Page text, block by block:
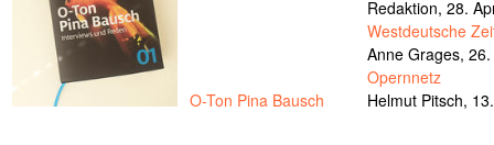
O-Ton Pina Bausch
Redaktion, 28.
Westdeutsche
Anne Grages,
Opernnetz
Helmut Pitsch,